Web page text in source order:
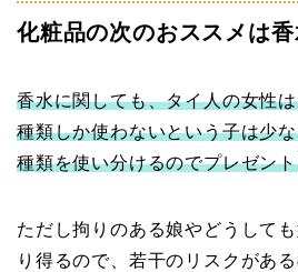
化粧品の次のおススメは香
香水に関しても、タイ人の女性
種類しか使わないという子は少
種類を使い分けるのでプレゼン
ただし拘りのある娘やどうして
り得るので、若干のリスクがある